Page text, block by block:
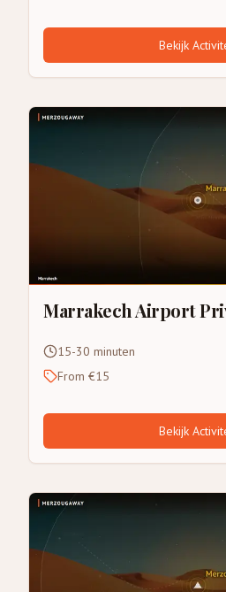
Bekijk
Marrakech Airport
15-30 minuten
From €15
Bekijk